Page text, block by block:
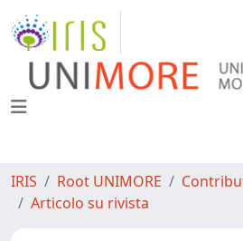
IRIS Root UNIMORE
Articolo su rivista